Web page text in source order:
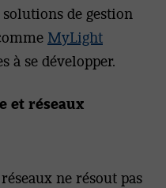
de gestion
MyLight
à se développer.
et réseaux
ne résout pas